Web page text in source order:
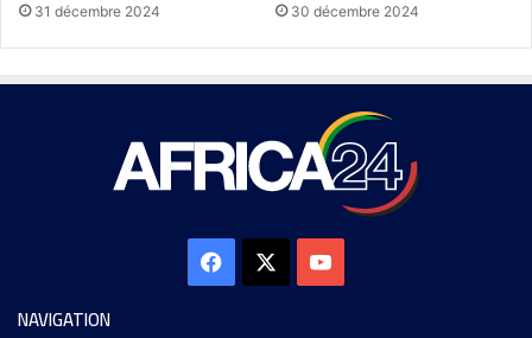
31 décembre 2024 30 décembre 2024
NAVIGATION